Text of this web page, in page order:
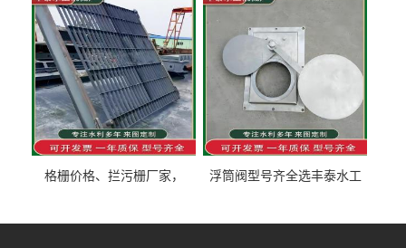
泰制造
型号齐全
格栅价格、拦污栅厂家，
浮筒阀型号齐全选丰泰水工
道水库电站污水处理钢制闸